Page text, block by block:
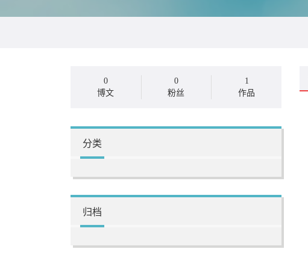
0
博文
0
粉丝
1
作品
分类
归档